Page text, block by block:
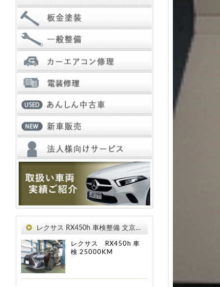
レクサス RX450h 車検整備 文京区のお客様
レクサス RX450h 車
検 25000KM